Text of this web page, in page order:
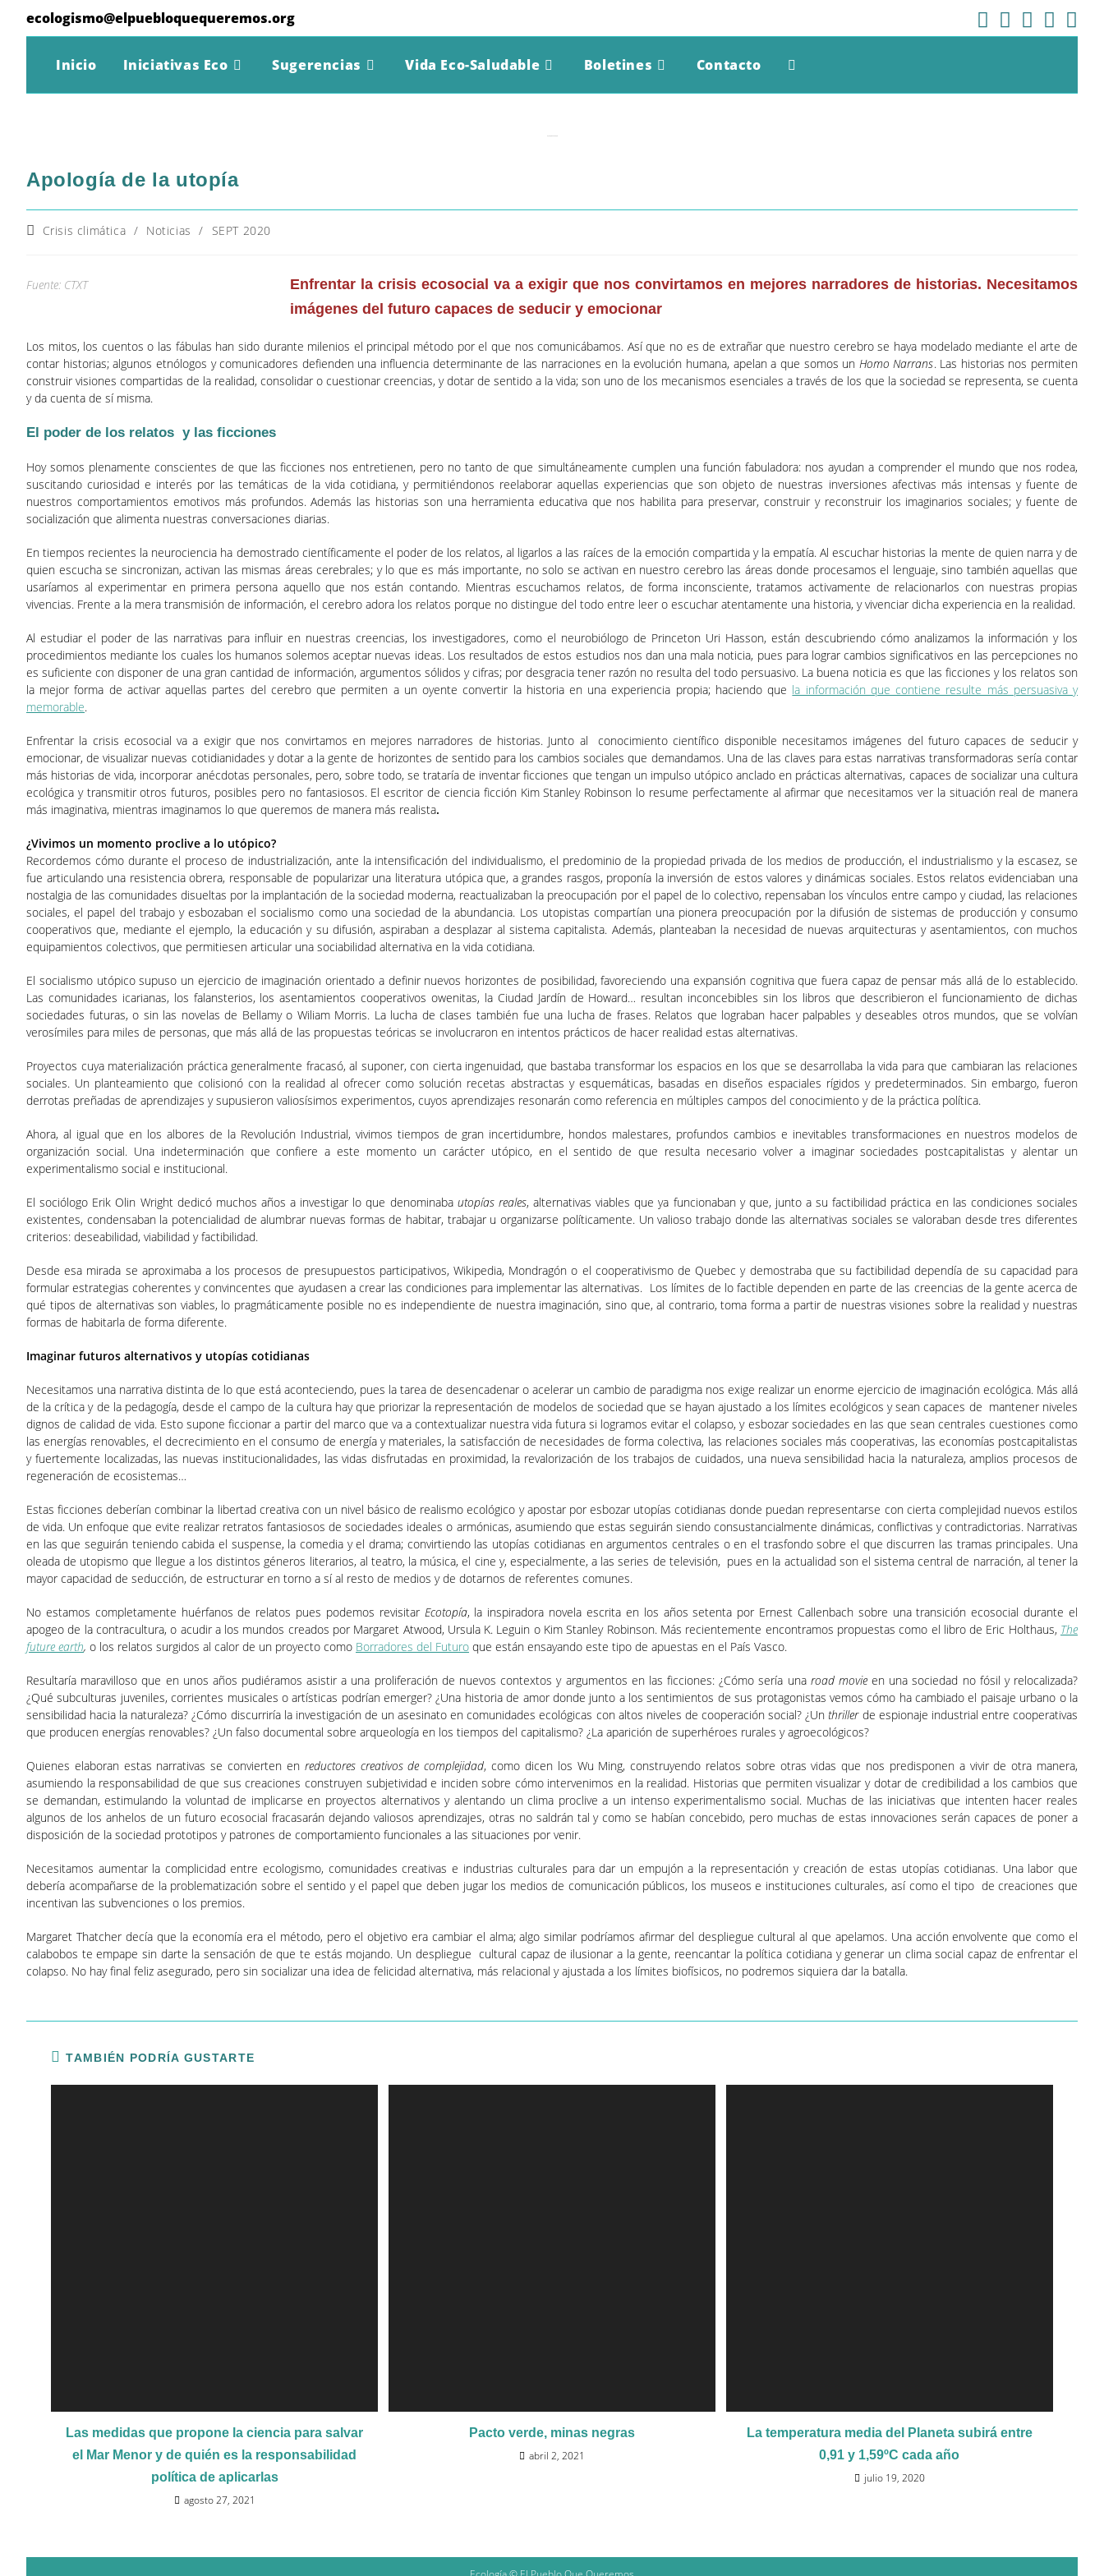
contenido
ecologismo@elpuebloquequeremos.org
Inicio Iniciativas Eco Sugerencias Vida Eco-Saludable Boletines Contacto Alternar
Web
Apología de la utopía
Categoría
Crisis climática / Noticias / SEPT 2020
Fuente: CTXT
Enfrentar la crisis ecosocial va a exigir que nos convirtamos en mejores narradores de historias. Necesitamos
imágenes del futuro capaces de seducir y emocionar
Los mitos, los cuentos o las fábulas han sido durante milenios el principal método por el que nos comunicábamos. Así que no es de extrañar que nuestro cerebro se haya modelado mediante el arte de
contar historias; algunos etnólogos y comunicadores defienden una influencia determinante de las narraciones en la evolución humana, apelan a que somos un Homo Narrans. Las historias nos permiten
construir visiones compartidas de la realidad, consolidar o cuestionar creencias, y dotar de sentido a la vida; son uno de los mecanismos esenciales a través de los que la sociedad se representa, se cuenta
y da cuenta de sí misma.
El poder de los relatos y las ficciones
Hoy somos plenamente conscientes de que las ficciones nos entretienen, pero no tanto de que simultáneamente cumplen una función fabuladora: nos ayudan a comprender el mundo que nos rodea,
suscitando curiosidad e interés por las temáticas de la vida cotidiana, y permitiéndonos reelaborar aquellas experiencias que son objeto de nuestras inversiones afectivas más intensas y fuente de
nuestros comportamientos emotivos más profundos. Además las historias son una herramienta educativa que nos habilita para preservar, construir y reconstruir los imaginarios sociales; y fuente de
socialización que alimenta nuestras conversaciones diarias.
En tiempos recientes la neurociencia ha demostrado científicamente el poder de los relatos, al ligarlos a las raíces de la emoción compartida y la empatía. Al escuchar historias la mente de quien narra y de
quien escucha se sincronizan, activan las mismas áreas cerebrales; y lo que es más importante, no solo se activan en nuestro cerebro las áreas donde procesamos el lenguaje, sino también aquellas que
usaríamos al experimentar en primera persona aquello que nos están contando. Mientras escuchamos relatos, de forma inconsciente, tratamos activamente de relacionarlos con nuestras propias
vivencias. Frente a la mera transmisión de información, el cerebro adora los relatos porque no distingue del todo entre leer o escuchar atentamente una historia, y vivenciar dicha experiencia en la realidad.
Al estudiar el poder de las narrativas para influir en nuestras creencias, los investigadores, como el neurobiólogo de Princeton Uri Hasson, están descubriendo cómo analizamos la información y los
procedimientos mediante los cuales los humanos solemos aceptar nuevas ideas. Los resultados de estos estudios nos dan una mala noticia, pues para lograr cambios significativos en las percepciones no
es suficiente con disponer de una gran cantidad de información, argumentos sólidos y cifras; por desgracia tener razón no resulta del todo persuasivo. La buena noticia es que las ficciones y los relatos son
la mejor forma de activar aquellas partes del cerebro que permiten a un oyente convertir la historia en una experiencia propia; haciendo que la información que contiene resulte más persuasiva y
memorable.
Enfrentar la crisis ecosocial va a exigir que nos convirtamos en mejores narradores de historias. Junto al conocimiento científico disponible necesitamos imágenes del futuro capaces de seducir y
emocionar, de visualizar nuevas cotidianidades y dotar a la gente de horizontes de sentido para los cambios sociales que demandamos. Una de las claves para estas narrativas transformadoras sería contar
más historias de vida, incorporar anécdotas personales, pero, sobre todo, se trataría de inventar ficciones que tengan un impulso utópico anclado en prácticas alternativas, capaces de socializar una cultura
ecológica y transmitir otros futuros, posibles pero no fantasiosos. El escritor de ciencia ficción Kim Stanley Robinson lo resume perfectamente al afirmar que necesitamos ver la situación real de manera
más imaginativa, mientras imaginamos lo que queremos de manera más realista.
¿Vivimos un momento proclive a lo utópico?
Recordemos cómo durante el proceso de industrialización, ante la intensificación del individualismo, el predominio de la propiedad privada de los medios de producción, el industrialismo y la escasez, se
fue articulando una resistencia obrera, responsable de popularizar una literatura utópica que, a grandes rasgos, proponía la inversión de estos valores y dinámicas sociales. Estos relatos evidenciaban una
nostalgia de las comunidades disueltas por la implantación de la sociedad moderna, reactualizaban la preocupación por el papel de lo colectivo, repensaban los vínculos entre campo y ciudad, las relaciones
sociales, el papel del trabajo y esbozaban el socialismo como una sociedad de la abundancia. Los utopistas compartían una pionera preocupación por la difusión de sistemas de producción y consumo
cooperativos que, mediante el ejemplo, la educación y su difusión, aspiraban a desplazar al sistema capitalista. Además, planteaban la necesidad de nuevas arquitecturas y asentamientos, con muchos
equipamientos colectivos, que permitiesen articular una sociabilidad alternativa en la vida cotidiana.
El socialismo utópico supuso un ejercicio de imaginación orientado a definir nuevos horizontes de posibilidad, favoreciendo una expansión cognitiva que fuera capaz de pensar más allá de lo establecido.
Las comunidades icarianas, los falansterios, los asentamientos cooperativos owenitas, la Ciudad Jardín de Howard… resultan inconcebibles sin los libros que describieron el funcionamiento de dichas
sociedades futuras, o sin las novelas de Bellamy o Wiliam Morris. La lucha de clases también fue una lucha de frases. Relatos que lograban hacer palpables y deseables otros mundos, que se volvían
verosímiles para miles de personas, que más allá de las propuestas teóricas se involucraron en intentos prácticos de hacer realidad estas alternativas.
Proyectos cuya materialización práctica generalmente fracasó, al suponer, con cierta ingenuidad, que bastaba transformar los espacios en los que se desarrollaba la vida para que cambiaran las relaciones
sociales. Un planteamiento que colisionó con la realidad al ofrecer como solución recetas abstractas y esquemáticas, basadas en diseños espaciales rígidos y predeterminados. Sin embargo, fueron
derrotas preñadas de aprendizajes y supusieron valiosísimos experimentos, cuyos aprendizajes resonarán como referencia en múltiples campos del conocimiento y de la práctica política.
Ahora, al igual que en los albores de la Revolución Industrial, vivimos tiempos de gran incertidumbre, hondos malestares, profundos cambios e inevitables transformaciones en nuestros modelos de
organización social. Una indeterminación que confiere a este momento un carácter utópico, en el sentido de que resulta necesario volver a imaginar sociedades postcapitalistas y alentar un
experimentalismo social e institucional.
El sociólogo Erik Olin Wright dedicó muchos años a investigar lo que denominaba utopías reales, alternativas viables que ya funcionaban y que, junto a su factibilidad práctica en las condiciones sociales
existentes, condensaban la potencialidad de alumbrar nuevas formas de habitar, trabajar u organizarse políticamente. Un valioso trabajo donde las alternativas sociales se valoraban desde tres diferentes
criterios: deseabilidad, viabilidad y factibilidad.
Desde esa mirada se aproximaba a los procesos de presupuestos participativos, Wikipedia, Mondragón o el cooperativismo de Quebec y demostraba que su factibilidad dependía de su capacidad para
formular estrategias coherentes y convincentes que ayudasen a crear las condiciones para implementar las alternativas. Los límites de lo factible dependen en parte de las creencias de la gente acerca de
qué tipos de alternativas son viables, lo pragmáticamente posible no es independiente de nuestra imaginación, sino que, al contrario, toma forma a partir de nuestras visiones sobre la realidad y nuestras
formas de habitarla de forma diferente.
Imaginar futuros alternativos y utopías cotidianas
Necesitamos una narrativa distinta de lo que está aconteciendo, pues la tarea de desencadenar o acelerar un cambio de paradigma nos exige realizar un enorme ejercicio de imaginación ecológica. Más allá
de la crítica y de la pedagogía, desde el campo de la cultura hay que priorizar la representación de modelos de sociedad que se hayan ajustado a los límites ecológicos y sean capaces de mantener niveles
dignos de calidad de vida. Esto supone ficcionar a partir del marco que va a contextualizar nuestra vida futura si logramos evitar el colapso, y esbozar sociedades en las que sean centrales cuestiones como
las energías renovables, el decrecimiento en el consumo de energía y materiales, la satisfacción de necesidades de forma colectiva, las relaciones sociales más cooperativas, las economías postcapitalistas
y fuertemente localizadas, las nuevas institucionalidades, las vidas disfrutadas en proximidad, la revalorización de los trabajos de cuidados, una nueva sensibilidad hacia la naturaleza, amplios procesos de
regeneración de ecosistemas…
Estas ficciones deberían combinar la libertad creativa con un nivel básico de realismo ecológico y apostar por esbozar utopías cotidianas donde puedan representarse con cierta complejidad nuevos estilos
de vida. Un enfoque que evite realizar retratos fantasiosos de sociedades ideales o armónicas, asumiendo que estas seguirán siendo consustancialmente dinámicas, conflictivas y contradictorias. Narrativas
en las que seguirán teniendo cabida el suspense, la comedia y el drama; convirtiendo las utopías cotidianas en argumentos centrales o en el trasfondo sobre el que discurren las tramas principales. Una
oleada de utopismo que llegue a los distintos géneros literarios, al teatro, la música, el cine y, especialmente, a las series de televisión, pues en la actualidad son el sistema central de narración, al tener la
mayor capacidad de seducción, de estructurar en torno a sí al resto de medios y de dotarnos de referentes comunes.
No estamos completamente huérfanos de relatos pues podemos revisitar Ecotopía, la inspiradora novela escrita en los años setenta por Ernest Callenbach sobre una transición ecosocial durante el
apogeo de la contracultura, o acudir a los mundos creados por Margaret Atwood, Ursula K. Leguin o Kim Stanley Robinson. Más recientemente encontramos propuestas como el libro de Eric Holthaus, The
future earth, o los relatos surgidos al calor de un proyecto como Borradores del Futuro que están ensayando este tipo de apuestas en el País Vasco.
Resultaría maravilloso que en unos años pudiéramos asistir a una proliferación de nuevos contextos y argumentos en las ficciones: ¿Cómo sería una road movieen una sociedad no fósil y relocalizada?
¿Qué subculturas juveniles, corrientes musicales o artísticas podrían emerger? ¿Una historia de amor donde junto a los sentimientos de sus protagonistas vemos cómo ha cambiado el paisaje urbano o la
sensibilidad hacia la naturaleza? ¿Cómo discurriría la investigación de un asesinato en comunidades ecológicas con altos niveles de cooperación social? ¿Un thrillerde espionaje industrial entre cooperativas
que producen energías renovables? ¿Un falso documental sobre arqueología en los tiempos del capitalismo? ¿La aparición de superhéroes rurales y agroecológicos?
Quienes elaboran estas narrativas se convierten en reductores creativos de complejidad, como dicen los Wu Ming, construyendo relatos sobre otras vidas que nos predisponen a vivir de otra manera,
asumiendo la responsabilidad de que sus creaciones construyen subjetividad e inciden sobre cómo intervenimos en la realidad. Historias que permiten visualizar y dotar de credibilidad a los cambios que
se demandan, estimulando la voluntad de implicarse en proyectos alternativos y alentando un clima proclive a un intenso experimentalismo social. Muchas de las iniciativas que intenten hacer reales
algunos de los anhelos de un futuro ecosocial fracasarán dejando valiosos aprendizajes, otras no saldrán tal y como se habían concebido, pero muchas de estas innovaciones serán capaces de poner a
disposición de la sociedad prototipos y patrones de comportamiento funcionales a las situaciones por venir.
Necesitamos aumentar la complicidad entre ecologismo, comunidades creativas e industrias culturales para dar un empujón a la representación y creación de estas utopías cotidianas. Una labor que
debería acompañarse de la problematización sobre el sentido y el papel que deben jugar los medios de comunicación públicos, los museos e instituciones culturales, así como el tipo de creaciones que
incentivan las subvenciones o los premios.
Margaret Thatcher decía que la economía era el método, pero el objetivo era cambiar el alma; algo similar podríamos afirmar del despliegue cultural al que apelamos. Una acción envolvente que como el
calabobos te empape sin darte la sensación de que te estás mojando. Un despliegue cultural capaz de ilusionar a la gente, reencantar la política cotidiana y generar un clima social capaz de enfrentar el
colapso. No hay final feliz asegurado, pero sin socializar una idea de felicidad alternativa, más relacional y ajustada a los límites biofísicos, no podremos siquiera dar la batalla.
TAMBIÉN PODRÍA GUSTARTE
Las medidas que propone la ciencia para salvar
el Mar Menor y de quién es la responsabilidad
política de aplicarlas
agosto 27, 2021
Pacto verde, minas negras
abril 2, 2021
La temperatura media del Planeta subirá entre
0,91 y 1,59ºC cada año
julio 19, 2020